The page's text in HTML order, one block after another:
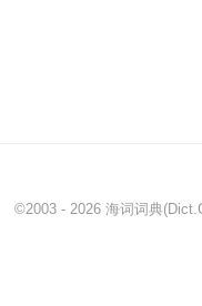
©2003 - 2026 海词词典